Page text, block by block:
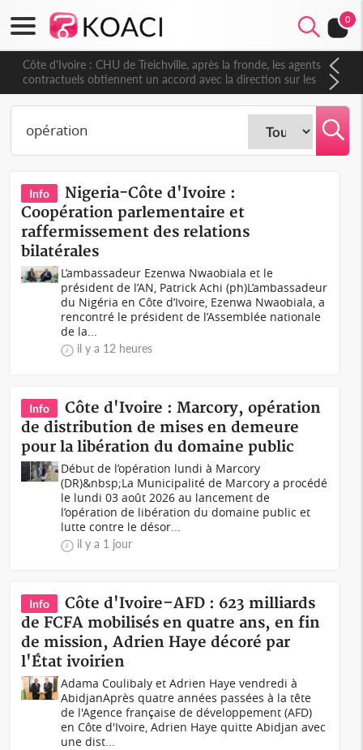
0
Côte d'Ivoire : CHU de Treichville, après la fronde, les agents
contractuels obtiennent un accord avec la direction sur les
arriérés du SMIG 2023
Info
Nigeria-Côte d'Ivoire :
Coopération parlementaire et
raffermissement des relations
bilatérales
L’ambassadeur Ezenwa Nwaobiala et le
président de l’AN, Patrick Achi (ph)L’ambassadeur
du Nigéria en Côte d’Ivoire, Ezenwa Nwaobiala, a
rencontré le président de l’Assemblée nationale
de la...
il y a 12 heures
Info
Côte d'Ivoire : Marcory, opération
de distribution de mises en demeure
pour la libération du domaine public
Début de l’opération lundi à Marcory
(DR)&nbsp;La Municipalité de Marcory a procédé
le lundi 03 août 2026 au lancement de
l’opération de libération du domaine public et
lutte contre le désor...
il y a 1 jour
Info
Côte d'Ivoire–AFD : 623 milliards
de FCFA mobilisés en quatre ans, en fin
de mission, Adrien Haye décoré par
l'État ivoirien
Adama Coulibaly et Adrien Haye vendredi à
AbidjanAprès quatre années passées à la tête
de l'Agence française de développement (AFD)
en Côte d'Ivoire, Adrien Haye quitte Abidjan avec
une dist...